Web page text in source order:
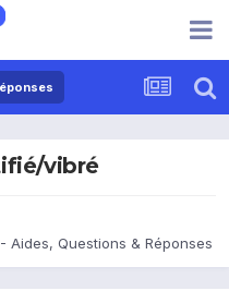
vibré
Aides, Questions & Réponses